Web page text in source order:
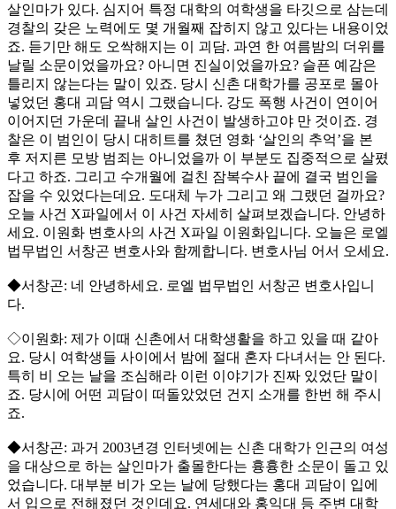
살인마가 있다. 심지어 특정 대학의 여학생을 타깃으로 삼는데
경찰의 갖은 노력에도 몇 개월째 잡히지 않고 있다는 내용이었
죠. 듣기만 해도 오싹해지는 이 괴담. 과연 한 여름밤의 더위를
날릴 소문이었을까요? 아니면 진실이었을까요? 슬픈 예감은
틀리지 않는다는 말이 있죠. 당시 신촌 대학가를 공포로 몰아
넣었던 홍대 괴담 역시 그랬습니다. 강도 폭행 사건이 연이어
이어지던 가운데 끝내 살인 사건이 발생하고야 만 것이죠. 경
찰은 이 범인이 당시 대히트를 쳤던 영화 ‘살인의 추억’을 본
후 저지른 모방 범죄는 아니었을까 이 부분도 집중적으로 살폈
다고 하죠. 그리고 수개월에 걸친 잠복수사 끝에 결국 범인을
잡을 수 있었다는데요. 도대체 누가 그리고 왜 그랬던 걸까요?
오늘 사건 X파일에서 이 사건 자세히 살펴보겠습니다. 안녕하
세요. 이원화 변호사의 사건 X파일 이원화입니다. 오늘은 로엘
법무법인 서창곤 변호사와 함께합니다. 변호사님 어서 오세요.
◆서창곤: 네 안녕하세요. 로엘 법무법인 서창곤 변호사입니
다.
◇이원화: 제가 이때 신촌에서 대학생활을 하고 있을 때 같아
요. 당시 여학생들 사이에서 밤에 절대 혼자 다녀서는 안 된다.
특히 비 오는 날을 조심해라 이런 이야기가 진짜 있었단 말이
죠. 당시에 어떤 괴담이 떠돌았었던 건지 소개를 한번 해 주시
죠.
◆서창곤: 과거 2003년경 인터넷에는 신촌 대학가 인근의 여성
을 대상으로 하는 살인마가 출몰한다는 흉흉한 소문이 돌고 있
었습니다. 대부분 비가 오는 날에 당했다는 홍대 괴담이 입에
서 입으로 전해졌던 것인데요. 연세대와 홍익대 등 주변 대학